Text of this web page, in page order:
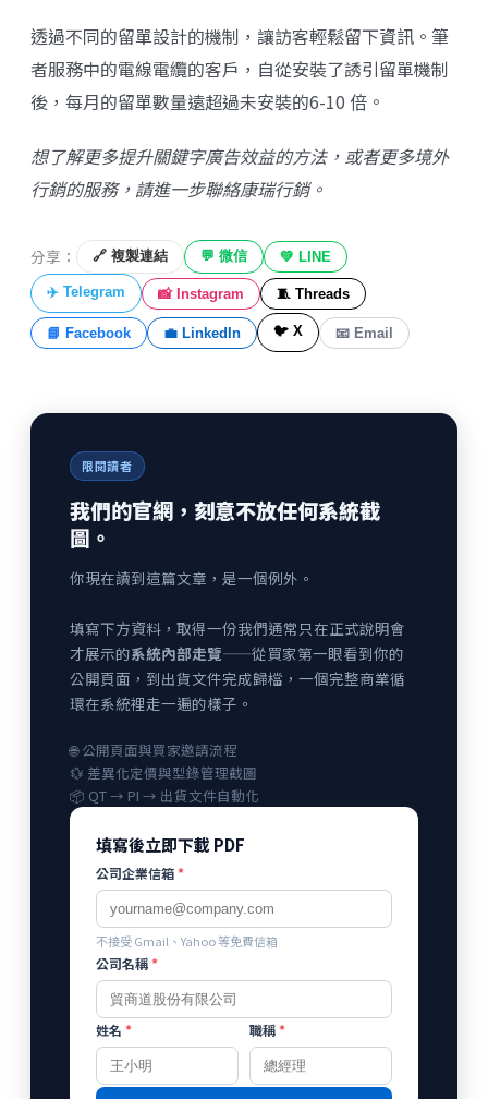
透過不同的留單設計的機制，讓訪客輕鬆留下資訊。筆
者服務中的電線電纜的客戶，自從安裝了誘引留單機制
後，每月的留單數量遠超過未安裝的6-10 倍。
想了解更多提升關鍵字廣告效益的方法，或者更多境外
行銷的服務，請進一步聯絡康瑞行銷。
分享： 🔗 複製連結 💬 微信 💚 LINE
✈️ Telegram 📸 Instagram 🧵 Threads
📘 Facebook 💼 LinkedIn 🐦 X 📧 Email
限閱讀者
我們的官網，刻意不放任何系統截
圖。
你現在讀到這篇文章，是一個例外。
填寫下方資料，取得一份我們通常只在正式說明會
才展示的系統內部走覽——從買家第一眼看到你的
公開頁面，到出貨文件完成歸檔，一個完整商業循
環在系統裡走一遍的樣子。
🌐 公開頁面與買家邀請流程
💱 差異化定價與型錄管理截圖
📦 QT → PI → 出貨文件自動化
填寫後立即下載 PDF
公司企業信箱*
不接受 Gmail、Yahoo 等免費信箱
公司名稱*
姓名 * 職稱*